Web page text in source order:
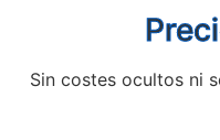
Sin costes ocultos ni